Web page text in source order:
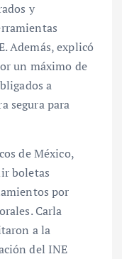
y
Además, explicó
un máximo de
a
segura para
de México,
boletas
por
Carla
a la
del INE